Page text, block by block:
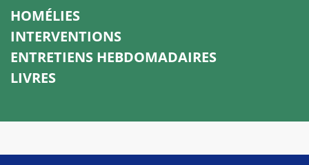
HOMÉLIES
INTERVENTIONS
ENTRETIENS HEBDOMADAIRES
LIVRES